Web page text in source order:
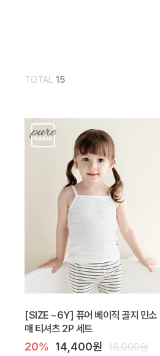
TOTAL 15
[SIZE ~6Y] 퓨어 베이직 골지 민소
매 티셔츠 2P 세트
20% 14,400원 18,000원